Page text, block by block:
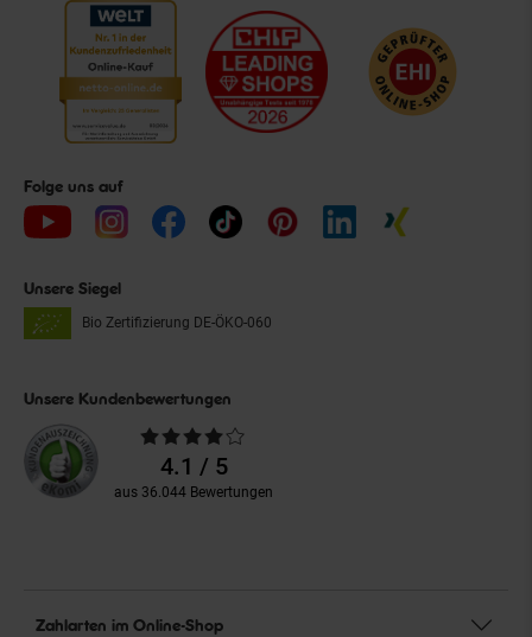
Folge uns auf
Unsere Siegel
Bio Zertifizierung DE-ÖKO-060
Unsere Kundenbewertungen
Durchschnittliche
Bewertungen4.1 / 5
aus 36.044 Bewertungen
Zahlarten im Online-Shop